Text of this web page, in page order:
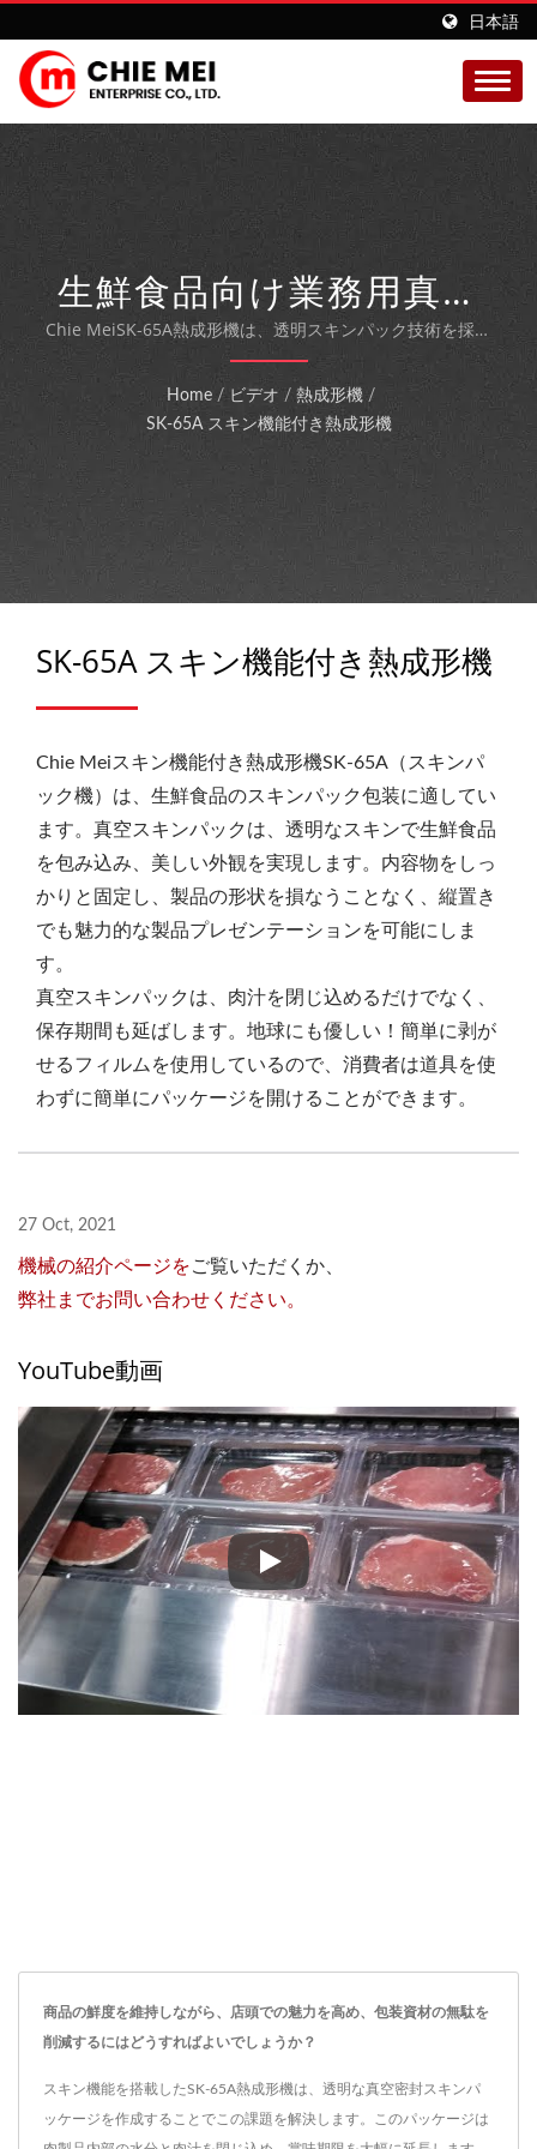
日本語
生鮮食品向け業務用真空
スキン包装ソリューショ
ン
Chie MeiSK-65A熱成形機は、透明スキンパック技術を採用
しており、効率的な包装設計により、生鮮食品を保護しなが
ら賞味期限を延ばし、環境への影響を低減します。
Home / ビデオ / 熱成形機 /
SK-65A スキン機能付き熱成形機
SK-65A スキン機能付き熱成形機
Chie Meiスキン機能付き熱成形機SK-65A（スキンパ
ック機）は、生鮮食品のスキンパック包装に適してい
ます。真空スキンパックは、透明なスキンで生鮮食品
を包み込み、美しい外観を実現します。内容物をしっ
かりと固定し、製品の形状を損なうことなく、縦置き
でも​​魅力的な製品プレゼンテーションを可能にしま
す。
真空スキンパックは、肉汁を閉じ込めるだけでなく、
保存期間も延ばします。地球にも優しい！簡単に剥が
せるフィルムを使用しているので、消費者は道具を使
わずに簡単にパッケージを開けることができます。
27 Oct, 2021
機械の紹介ページをご覧いただくか、
弊社までお問い合わせください。
YouTube動画
SK-65A スキン機能付き熱成形
商品の鮮度を維持しながら、店頭での魅力を高め、包装資材の無駄を
削減するにはどうすればよいでしょうか？
スキン機能を搭載したSK-65A熱成形機は、透明な真空密封スキンパ
ッケージを作成することでこの課題を解決します。このパッケージは